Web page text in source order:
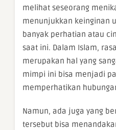
melihat seseorang
menunjukkan keinginan
banyak perhatian atau
saat ini. Dalam Islam,
merupakan hal yang
mimpi ini bisa menjadi
memperhatikan
Namun, ada juga yang
tersebut bisa